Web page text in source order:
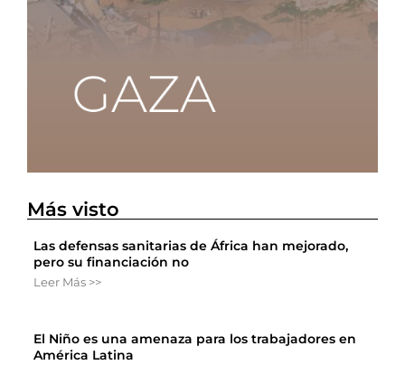
Más visto
Las defensas sanitarias de África han mejorado,
pero su financiación no
Leer Más >>
El Niño es una amenaza para los trabajadores en
América Latina